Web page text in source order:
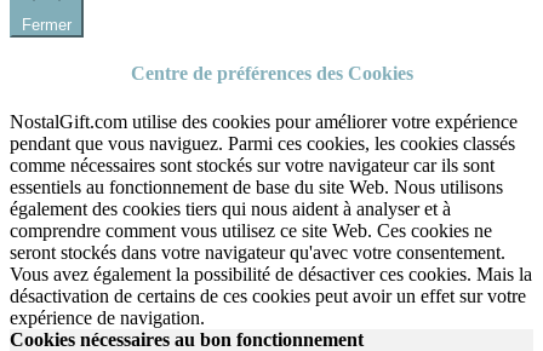
Fermer
Centre de préférences des Cookies
NostalGift.com utilise des cookies pour améliorer votre expérience
pendant que vous naviguez. Parmi ces cookies, les cookies classés
comme nécessaires sont stockés sur votre navigateur car ils sont
essentiels au fonctionnement de base du site Web. Nous utilisons
également des cookies tiers qui nous aident à analyser et à
comprendre comment vous utilisez ce site Web. Ces cookies ne
seront stockés dans votre navigateur qu'avec votre consentement.
Vous avez également la possibilité de désactiver ces cookies. Mais la
désactivation de certains de ces cookies peut avoir un effet sur votre
expérience de navigation.
Cookies nécessaires au bon fonctionnement